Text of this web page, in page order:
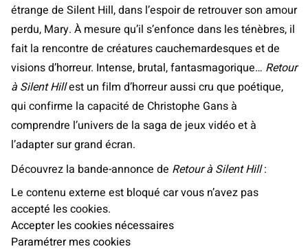
étrange de Silent Hill, dans l’espoir de retrouver son amour
perdu, Mary. À mesure qu’il s’enfonce dans les ténèbres, il
fait la rencontre de créatures cauchemardesques et de
visions d’horreur. Intense, brutal, fantasmagorique… Retour
à Silent Hillest un film d’horreur aussi cru que poétique,
qui confirme la capacité de Christophe Gans à
comprendre l’univers de la saga de jeux vidéo et à
l’adapter sur grand écran.
Découvrez la bande-annonce de Retour à Silent Hill:
Le contenu externe est bloqué car vous n’avez pas
accepté les cookies.
Accepter les cookies nécessaires
Paramétrer mes cookies